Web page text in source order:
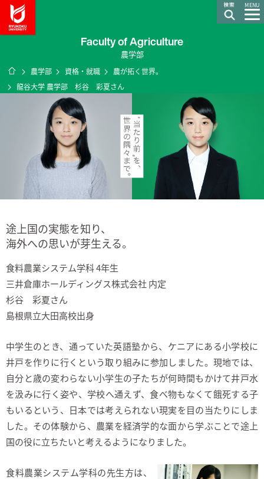
MENU
Faculty of Agriculture
農学部
ホーム
農学部 資格・就職
農が拓く世界。
龍谷大学 農学部 杉谷 彩夏さん
途上国の実態を知り、
海外への思いが芽生える。
食料農業システム学科 4年生
三井倉庫ホールディングス株式会社 内定
杉谷 彩夏さん
島根県立大田高校出身
中学生のとき、通っていた英語塾から、ケニアにある小学校に
井戸を作りに行くという取り組みに参加しました。現地では、
自分と歳の変わらない小学生の子たちが何時間もかけて井戸水
を汲みに行く姿や、学校へ通えず、食べ物もなくて餓死する子
もいるという、日本では考えられない現実を目の当たりにしま
した。その体験から、農業を経済学的な面から学ぶことで途上
国の役に立ちたいと考えるようになりました。
食料農業システム学科の先生方は、